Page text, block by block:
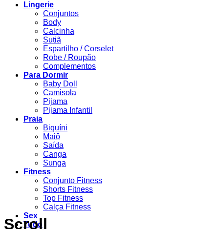
Lingerie
Conjuntos
Body
Calcinha
Sutiã
Espartilho / Corselet
Robe / Roupão
Complementos
Para Dormir
Baby Doll
Camisola
Pijama
Pijama Infantil
Praia
Biquíni
Maiô
Saída
Canga
Sunga
Fitness
Conjunto Fitness
Shorts Fitness
Top Fitness
Calça Fitness
Sex
Tudo
Scroll